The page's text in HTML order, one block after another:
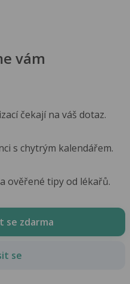
vám
čekají na váš dotaz.
s chytrým kalendářem.
ověřené tipy od lékařů.
se zdarma
se